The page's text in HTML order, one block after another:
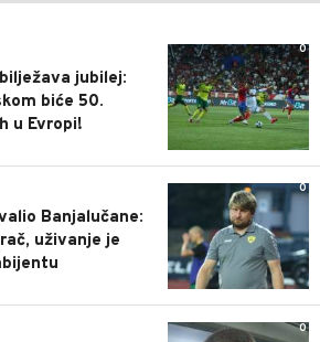
0
jubilej:
biće 50.
u Evropi!
0
Banjalučane:
uživanje je
0